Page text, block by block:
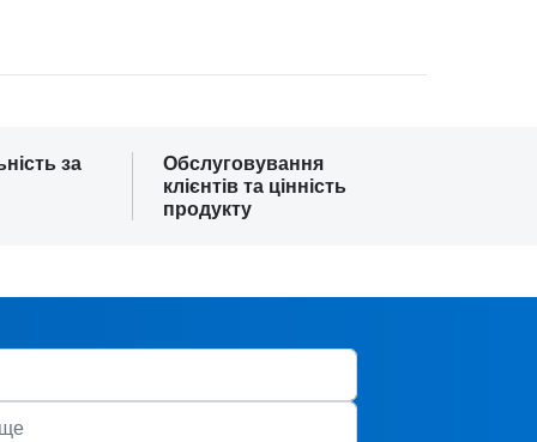
за
Обслуговування
клієнтів та цінність
продукту